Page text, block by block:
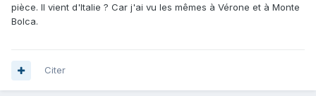
pièce. Il vient d'Italie ? Car j'ai vu les mêmes à Vérone et à Monte
Bolca.
Citer